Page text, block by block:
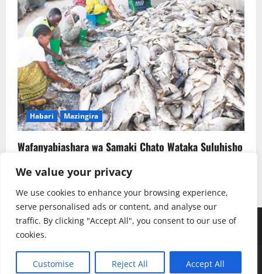
We value your privacy
We use cookies to enhance your browsing experience,
serve personalised ads or content, and analyse our
traffic. By clicking "Accept All", you consent to our use of
cookies.
Customise Reject All Accept All
Habari Mazingira
Wafanyabiashara wa Samaki Chato Wataka Suluhisho
Rehema W. Ruhotora July 22, 2026
YoutubeInstagramFacebook
TikTokTwitterSoundClauds
Copyright © Radio Kwizera | Backend: Mukulu SJ